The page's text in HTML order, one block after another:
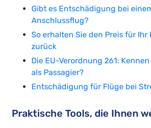
Gibt es Entschädigung bei
Anschlussflug?
So erhalten Sie den Preis für
zurück
Die EU-Verordnung 261:
als Passagier?
Entschädigung für Flüge bei
Praktische Tools, die Ihnen